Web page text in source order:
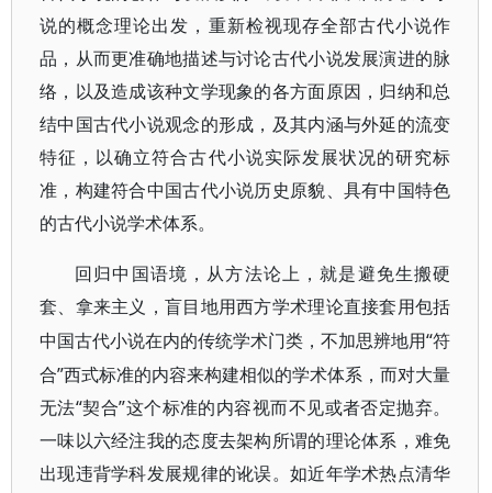
说的概念理论出发，重新检视现存全部古代小说作
品，从而更准确地描述与讨论古代小说发展演进的脉
络，以及造成该种文学现象的各方面原因，归纳和总
结中国古代小说观念的形成，及其内涵与外延的流变
特征，以确立符合古代小说实际发展状况的研究标
准，构建符合中国古代小说历史原貌、具有中国特色
的古代小说学术体系。
回归中国语境，从方法论上，就是避免生搬硬
套、拿来主义，盲目地用西方学术理论直接套用包括
中国古代小说在内的传统学术门类，不加思辨地用“符
合”西式标准的内容来构建相似的学术体系，而对大量
无法“契合”这个标准的内容视而不见或者否定抛弃。
一味以六经注我的态度去架构所谓的理论体系，难免
出现违背学科发展规律的讹误。如近年学术热点清华